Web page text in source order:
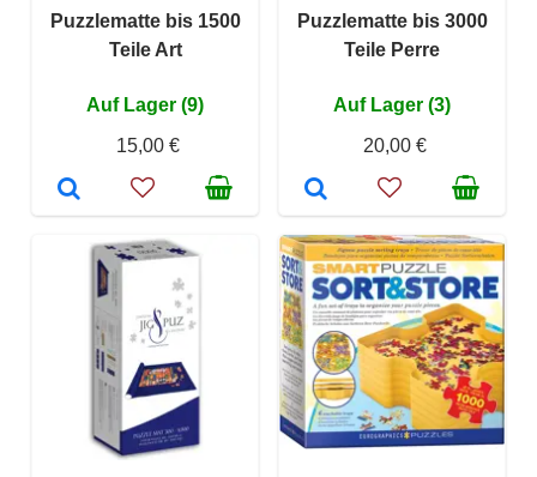
Puzzlematte bis 1500
Teile Art
Auf Lager (9)
15,00 €
Puzzlematte bis 3000
Teile Perre
Auf Lager (3)
20,00 €